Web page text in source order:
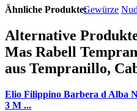
Ähnliche Produkte:Gewürze
Alternative
Mas Rabell
aus Tempranillo,
Elio Filippino Barbera d Alba
3 M ...